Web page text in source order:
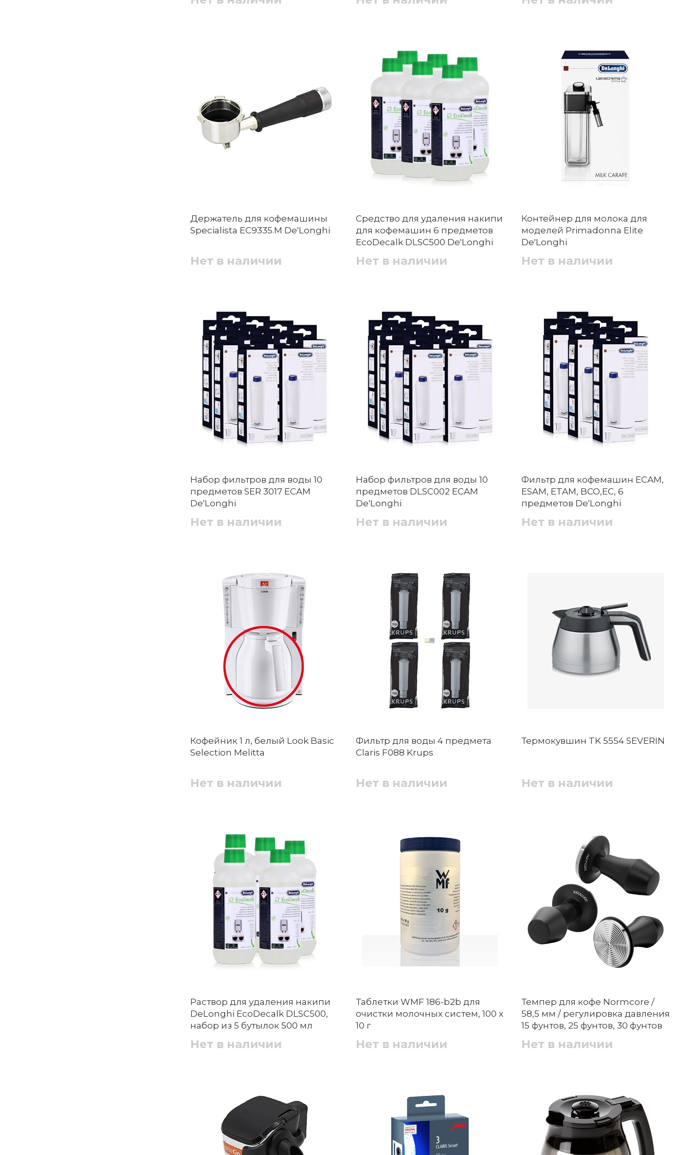
Держатель для кофемашины
Specialista EC9335.M De'Longhi
Нет в наличии
Средство для удаления накипи
для кофемашин 6 предметов
EcoDecalk DLSC500 De'Longhi
Нет в наличии
Контейнер для молока для
моделей Primadonna Elite
De'Longhi
Нет в наличии
Набор фильтров для воды 10
предметов SER 3017 ECAM
De'Longhi
Нет в наличии
Набор фильтров для воды 10
предметов DLSC002 ECAM
De'Longhi
Нет в наличии
Фильтр для кофемашин ECAM,
ESAM, ETAM, BCO,EC, 6
предметов De'Longhi
Нет в наличии
Кофейник 1 л, белый Look Basic
Selection Melitta
Нет в наличии
Фильтр для воды 4 предмета
Claris F088 Krups
Нет в наличии
Термокувшин TK 5554 SEVERIN
Нет в наличии
Раствор для удаления накипи
DeLonghi EcoDecalk DLSC500,
набор из 5 бутылок 500 мл
Нет в наличии
Таблетки WMF 186-b2b для
очистки молочных систем, 100 x
10 г
Нет в наличии
Темпер для кофе Normcore /
58,5 мм / регулировка давления
15 фунтов, 25 фунтов, 30 фунтов
Нет в наличии